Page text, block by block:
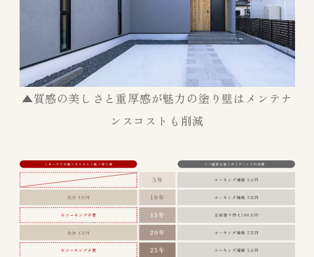
▲質感の美しさと重厚感が魅力の塗り壁はメンテナ
ンスコストも削減